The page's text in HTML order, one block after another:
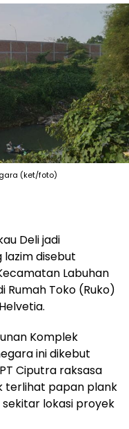
(ket/foto)
Deli jadi
lazim disebut
Labuhan
Rumah Toko (Ruko)
Komplek
ini dikebut
Ciputra raksasa
terlihat papan plank
sekitar lokasi proyek